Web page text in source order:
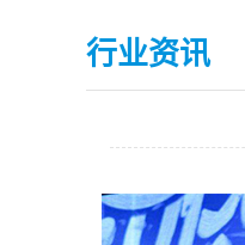
行业资讯